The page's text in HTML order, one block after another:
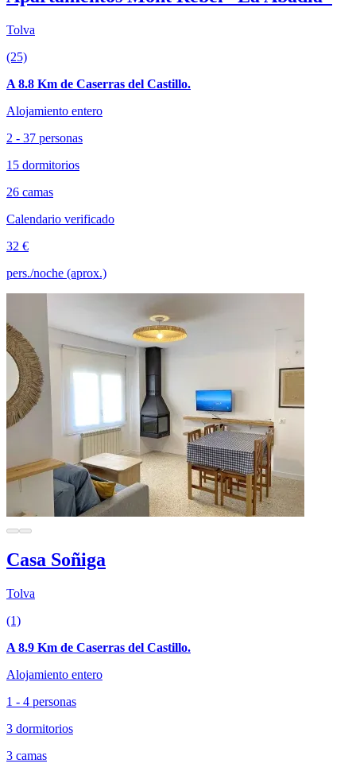
Tolva
(25)
A 8.8 Km de Caserras del Castillo.
Alojamiento entero
2 - 37 personas
15 dormitorios
26 camas
Calendario verificado
32 €
pers./noche (aprox.)
Casa Soñiga
Tolva
(1)
A 8.9 Km de Caserras del Castillo.
Alojamiento entero
1 - 4 personas
3 dormitorios
3 camas